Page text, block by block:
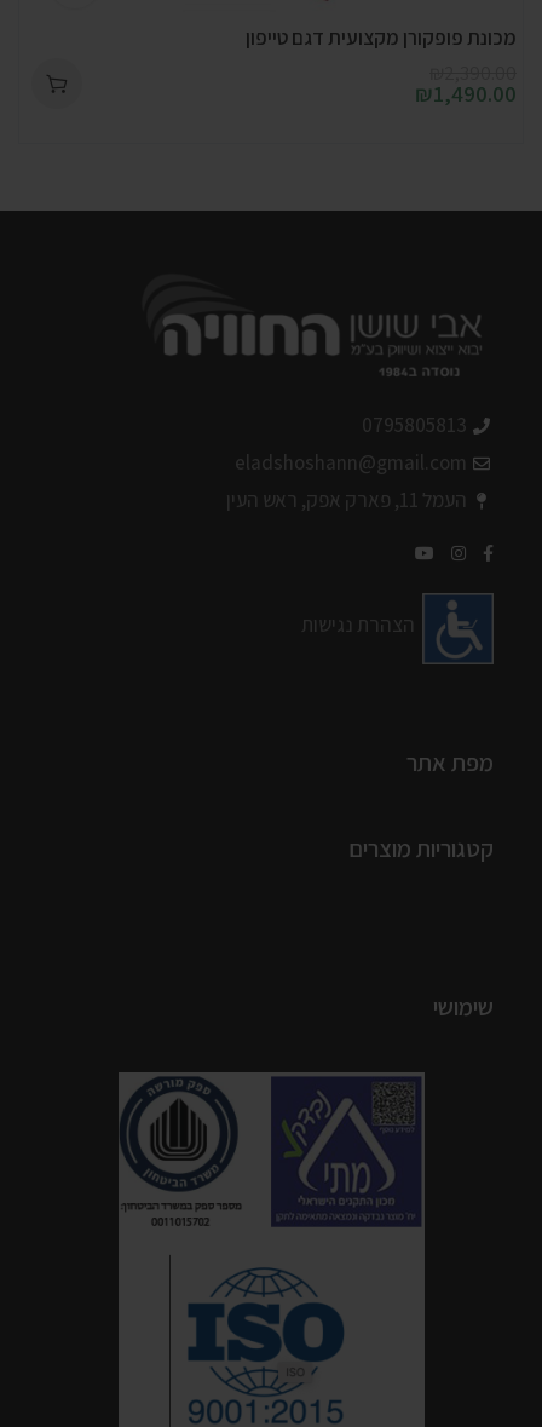
מכונת פופקורן מקצועית דגם טייפון
₪1,490.00
0795805813
eladshoshann@gmail.com
העמל 11, פארק אפק, ראש העין
הצהרת נגישות
מפת אתר
קטגוריות מוצרים
שימושי